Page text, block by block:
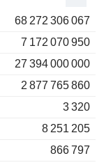
68 272 306 067
7 172 070 950
27 394 000 000
2 877 765 860
3 320
8 251 205
866 797